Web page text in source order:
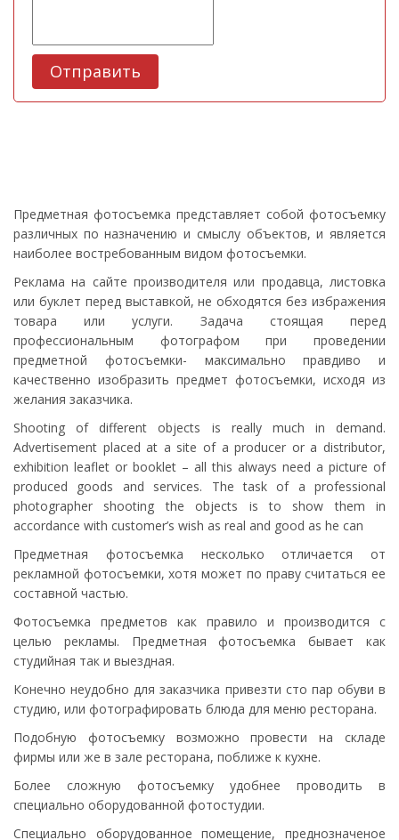
Отправить
Предметная фотосъемка представляет собой фотосъемку
различных по назначению и смыслу объектов, и является
наиболее востребованным видом фотосъемки.
Реклама на сайте производителя или продавца, листовка
или буклет перед выставкой, не обходятся без избражения
товара или услуги. Задача стоящая перед
профессиональным фотографом при проведении
предметной фотосъемки- максимально правдиво и
качественно изобразить предмет фотосъемки, исходя из
желания заказчика.
Shooting of different objects is really much in demand.
Advertisement placed at a site of a producer or a distributor,
exhibition leaflet or booklet – all this always need a picture of
produced goods and services. The task of a professional
photographer shooting the objects is to show them in
accordance with customer’s wish as real and good as he can
Предметная фотосъемка несколько отличается от
рекламной фотосъемки, хотя может по праву считаться ее
составной частью.
Фотосъемка предметов как правило и производится с
целью рекламы. Предметная фотосъемка бывает как
студийная так и выездная.
Конечно неудобно для заказчика привезти сто пар обуви в
студию, или фотографировать блюда для меню ресторана.
Подобную фотосъемку возможно провести на складе
фирмы или же в зале ресторана, поближе к кухне.
Более сложную фотосъемку удобнее проводить в
специально оборудованной фотостудии.
Специально оборудованное помещение, преднозначеное